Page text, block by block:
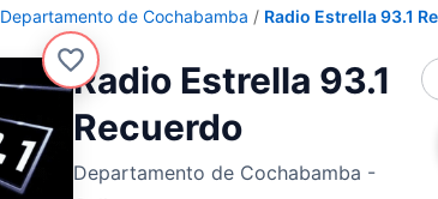
Departamento de Cochabamba Radio Estrella 93.1
Radio Estrella 93.1
Recuerdo
Departamento de Cochabamba -